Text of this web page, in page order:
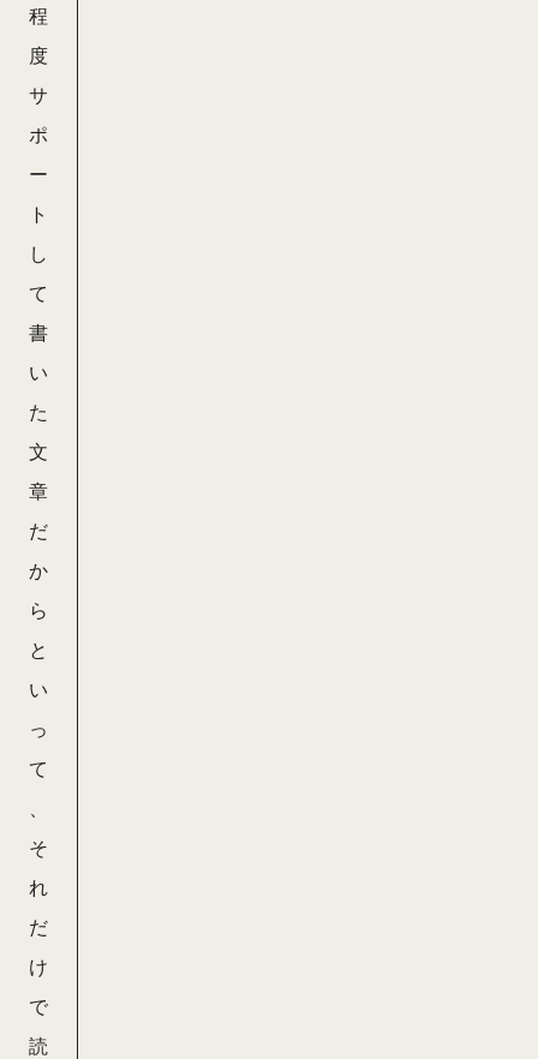
程
度
サ
ポ
ー
ト
し
て
書
い
た
文
章
だ
か
ら
と
い
っ
て
そ
れ
だ
け
で
読